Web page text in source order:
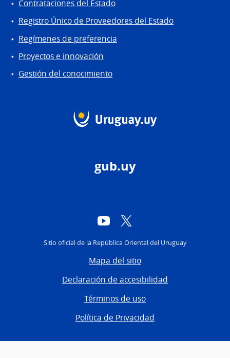
Contrataciones del Estado
Registro Único de Proveedores del Estado
Regímenes de preferencia
Proyectos e innovación
Gestión del conocimiento
gub.uy
YouTube
Sitio oficial de la República Oriental del Uruguay
Mapa del sitio
Declaración de accesibilidad
Términos de uso
Política de Privacidad